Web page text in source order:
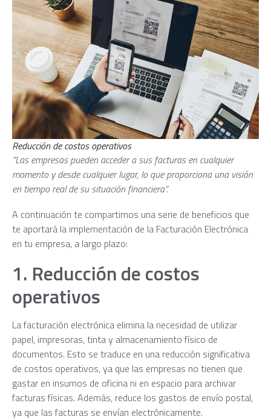
Reducción de costos operativos
“Las empresas pueden acceder a sus facturas en cualquier
momento y desde cualquier lugar, lo que proporciona una visión
en tiempo real de su situación financiera”.
A continuación te compartimos una serie de beneficios que
te aportará la implementación de la Facturación Electrónica
en tu empresa, a largo plazo:
1. Reducción de costos
operativos
La facturación electrónica elimina la necesidad de utilizar
papel, impresoras, tinta y almacenamiento físico de
documentos. Esto se traduce en una reducción significativa
de costos operativos, ya que las empresas no tienen que
gastar en insumos de oficina ni en espacio para archivar
facturas físicas. Además, reduce los gastos de envío postal,
ya que las facturas se envían electrónicamente.